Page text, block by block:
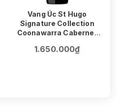
Vang Úc St Hugo
Signature Collection
Coonawarra Cabernet
75cl | 14.5%
1.650.000₫